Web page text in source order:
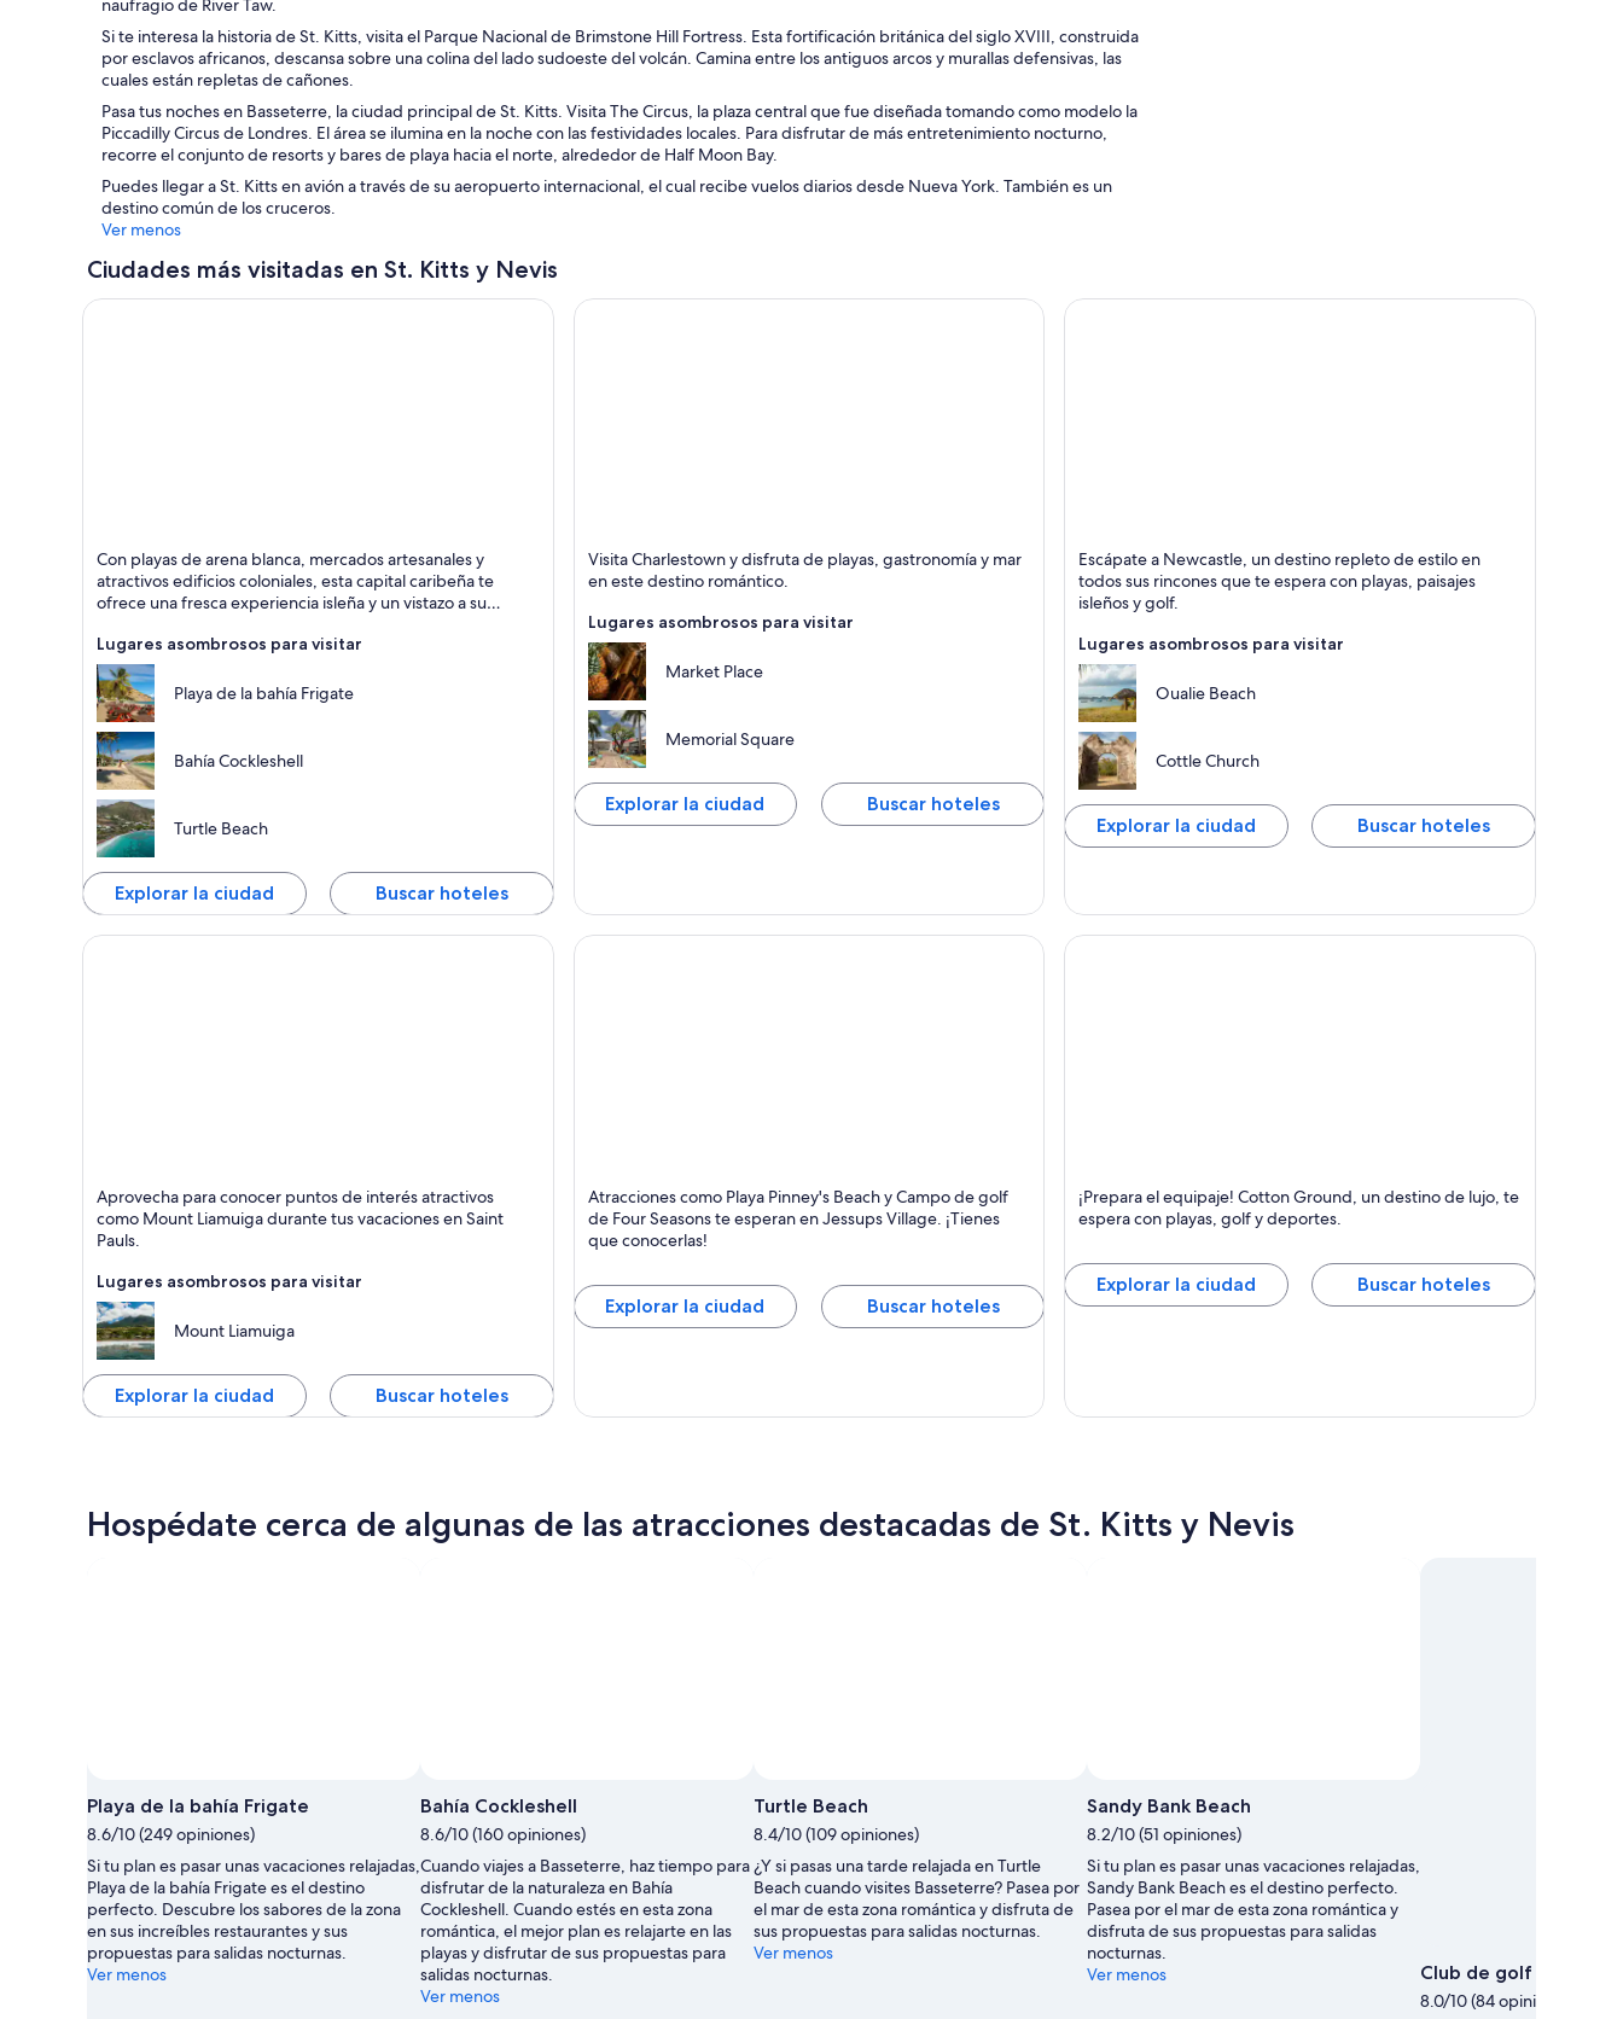
naufragio de River Taw.
Si te interesa la historia de St. Kitts, visita el Parque Nacional de Brimstone Hill Fortress. Esta fortificación británica del siglo XVIII, construida
por esclavos africanos, descansa sobre una colina del lado sudoeste del volcán. Camina entre los antiguos arcos y murallas defensivas, las
cuales están repletas de cañones.
Pasa tus noches en Basseterre, la ciudad principal de St. Kitts. Visita The Circus, la plaza central que fue diseñada tomando como modelo la
Piccadilly Circus de Londres. El área se ilumina en la noche con las festividades locales. Para disfrutar de más entretenimiento nocturno,
recorre el conjunto de resorts y bares de playa hacia el norte, alrededor de Half Moon Bay.
Puedes llegar a St. Kitts en avión a través de su aeropuerto internacional, el cual recibe vuelos diarios desde Nueva York. También es un
destino común de los cruceros.
Ver menos
Ciudades más visitadas en St. Kitts y Nevis
Basseterre
Playas,
Islas y
Con playas de arena blanca, mercados artesanales y
atractivos edificios coloniales, esta capital caribeña te
ofrece una fresca experiencia isleña y un vistazo a su
Lugares asombrosos para visitar
Playa de la bahía Frigate
Bahía Cockleshell
Turtle Beach
Explorar la ciudad Buscar hoteles
Charlestown
Comidas, Relajación y Playas
Visita Charlestown y disfruta de playas, gastronomía y mar
en este destino romántico.
Lugares asombrosos para visitar
Market Place
Memorial Square
Explorar la ciudad Buscar hoteles
Newcastle
Playas, Relajación y Islas
Escápate a Newcastle, un destino repleto de estilo en
todos sus rincones que te espera con playas, paisajes
isleños y golf.
Lugares asombrosos para visitar
Oualie Beach
Cottle Church
Explorar la ciudad Buscar hoteles
Aprovecha para conocer puntos de interés atractivos
como Mount Liamuiga durante tus vacaciones en Saint
Pauls.
Lugares asombrosos para visitar
Mount Liamuiga
Explorar la ciudad Buscar hoteles
Village
Atracciones como Playa Pinney's Beach y Campo de golf
de Four Seasons te esperan en Jessups Village. ¡Tienes
que conocerlas!
Explorar la ciudad Buscar hoteles
Playas, Relajación y Islas
¡Prepara el equipaje! Cotton Ground, un destino de lujo, te
espera con playas, golf y deportes.
Explorar la ciudad Buscar hoteles
Hospédate cerca de algunas de las atracciones destacadas de St. Kitts y Nevis
Playa de la bahía Frigate
8.6/10 (249 opiniones)
Si tu plan es pasar unas vacaciones relajadas,
Playa de la bahía Frigate es el destino
perfecto. Descubre los sabores de la zona
en sus increíbles restaurantes y sus
propuestas para salidas nocturnas.
Ver menos
Bahía Cockleshell
8.6/10 (160 opiniones)
Cuando viajes a Basseterre, haz tiempo para
disfrutar de la naturaleza en Bahía
Cockleshell. Cuando estés en esta zona
romántica, el mejor plan es relajarte en las
playas y disfrutar de sus propuestas para
salidas nocturnas.
Ver menos
Turtle Beach
8.4/10 (109 opiniones)
¿Y si pasas una tarde relajada en Turtle
Beach cuando visites Basseterre? Pasea por
el mar de esta zona romántica y disfruta de
sus propuestas para salidas nocturnas.
Ver menos
Sandy Bank Beach
8.2/10 (51 opiniones)
Si tu plan es pasar unas vacaciones relajadas,
Sandy Bank Beach es el destino perfecto.
Pasea por el mar de esta zona romántica y
disfruta de sus propuestas para salidas
nocturnas.
Ver menos
Club de golf Royal St.
8.0/10 (84 opiniones)